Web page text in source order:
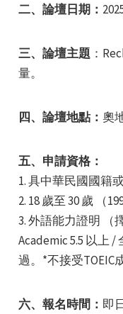
二、論壇日期：
三、論壇主題 ：
量。
四、論壇地點： 奧
五、申請資格：
1. 具中華民國國籍
2. 18 歲至 30 歲 （
3. 外語能力證明 （
Academic 5.5 以上
過。*不接受TOEIC
六、報名時間： 即